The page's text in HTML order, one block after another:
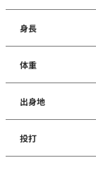
身長
体重
出身地
投打